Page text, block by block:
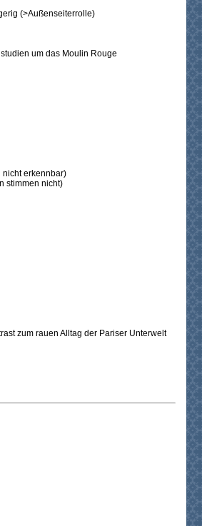
(>Außenseiterrolle)
um das Moulin Rouge
nicht erkennbar)
stimmen nicht)
zum rauen Alltag der Pariser Unterwelt